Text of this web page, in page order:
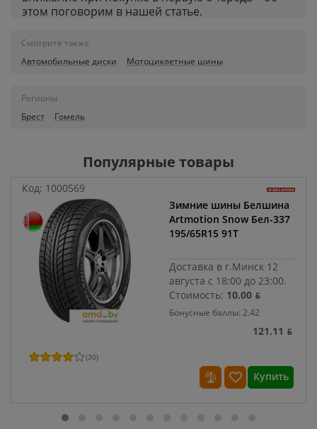
этом поговорим в нашей статье.
Смотрите также
Автомобильные диски
Мотоциклетные шины
Регионы
Брест
Гомель
Популярные товары
Код: 1000569
Зимние шины Белшина
Artmotion Snow Бел-337
195/65R15 91T
Доставка в г.Минск 12
августа с 18:00 до 23:00.
Стоимость: 10.00 ƃ
Бонусные баллы: 2.42
121.11 ƃ
(30)
Купить